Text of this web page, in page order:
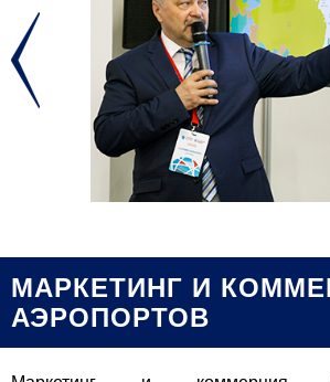
МАРКЕТИНГ И
АЭРОПОРТОВ